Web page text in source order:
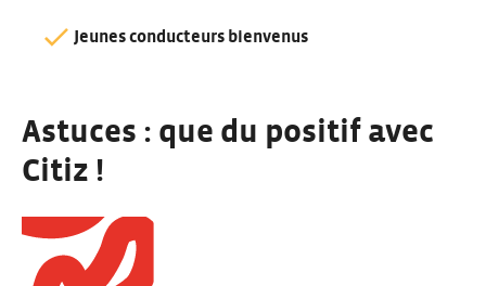
Jeunes conducteurs bienvenus
Astuces : que du positif avec
Citiz !